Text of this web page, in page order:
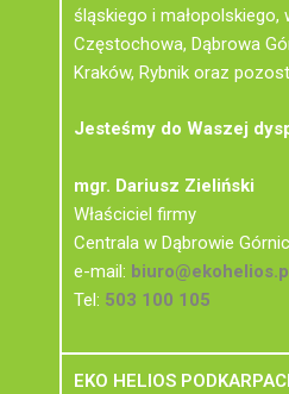
śląskiego i małopolskiego,
Częstochowa, Dąbrowa
Kraków, Rybnik oraz
Jesteśmy do Waszej
mgr. Dariusz Zieliński
Właściciel firmy
Centrala w Dąbrowie
e-mail:
Tel: 503 100 105
EKO HELIOS